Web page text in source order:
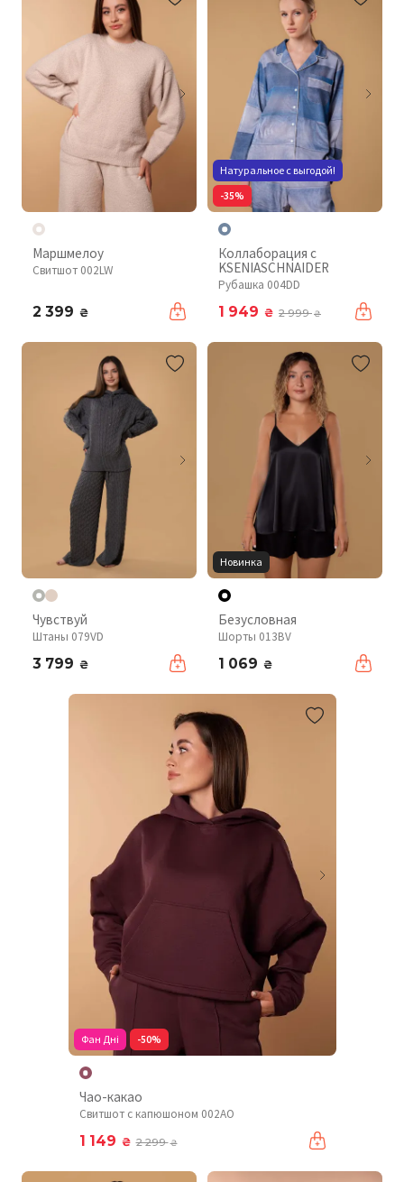
Маршмелоу
Свитшот 002LW
2 399 ₴
Натуральное с выгодой!
-35%
Коллаборация с
KSENIASCHNAIDER
Рубашка 004DD
1 949 ₴ 2 999₴
Чувствуй
Штаны 079VD
3 799 ₴
Новинка
Безусловная
Шорты 013BV
1 069 ₴
Фан Дні -50%
Чао-какао
Свитшот с капюшоном 002AO
1 149 ₴ 2 299₴